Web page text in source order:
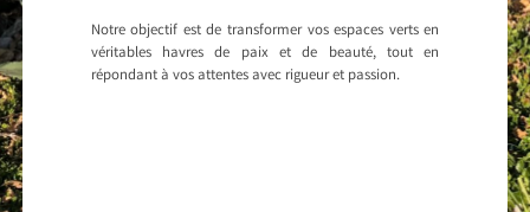
Notre objectif est de transformer vos espaces verts en
véritables havres de paix et de beauté, tout en
répondant à vos attentes avec rigueur et passion.